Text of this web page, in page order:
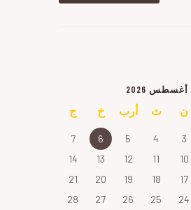
أغسطس 2026
ن ث أرب خ ج
3
4
5
6
7
10
11
12
13
14
17
18
19
20
21
24
25
26
27
28